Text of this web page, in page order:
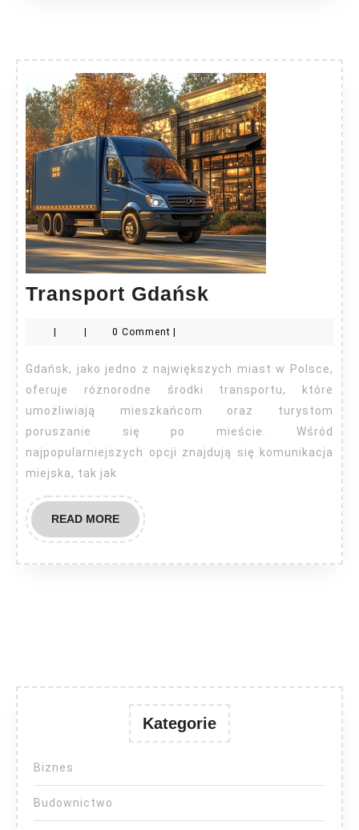
Transport Gdańsk
0 Comment
Gdańsk, jako jedno z największych miast w Polsce,
oferuje różnorodne środki transportu, które
umożliwiają mieszkańcom oraz turystom
poruszanie się po mieście. Wśród
najpopularniejszych opcji znajdują się komunikacja
miejska, tak jak
READ MOREREAD
MORE
Kategorie
Biznes
Budownictwo